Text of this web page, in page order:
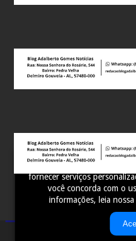
Este site utiliza cookies
fornecer serviços
você concorda com o
informações, leia nossa